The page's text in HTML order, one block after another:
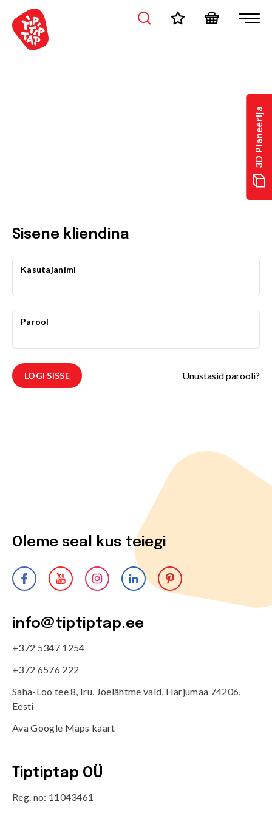
3D Planeerija
Sisene kliendina
Kasutajanimi
Parool
LOGI SISSE Unustasid parooli?
Oleme seal kus teiegi
info@tiptiptap.ee
+372 5347 1254
+372 6576 222
Saha-Loo tee 8, Iru, Jõelähtme vald, Harjumaa 74206,
Eesti
Ava Google Maps kaart
Tiptiptap OÜ
Reg. no: 11043461